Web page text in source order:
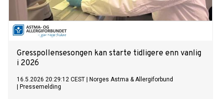
Gresspollensesongen kan starte tidligere enn vanlig
i 2026
16.5.2026 20:29:12 CEST
Norges Astma & Allergiforbund
Pressemelding